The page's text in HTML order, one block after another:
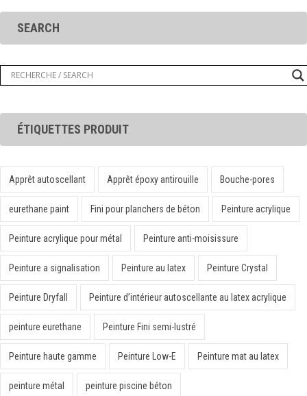
SEARCH
ÉTIQUETTES PRODUIT
Apprêt autoscellant Apprêt époxy antirouille Bouche-pores
eurethane paint Fini pour planchers de béton Peinture acrylique
Peinture acrylique pour métal Peinture anti-moisissure
Peinture a signalisation Peinture au latex Peinture Crystal
Peinture Dryfall Peinture d’intérieur autoscellante au latex acrylique
peinture eurethane Peinture Fini semi-lustré
Peinture haute gamme Peinture Low-E Peinture mat au latex
peinture métal peinture piscine béton